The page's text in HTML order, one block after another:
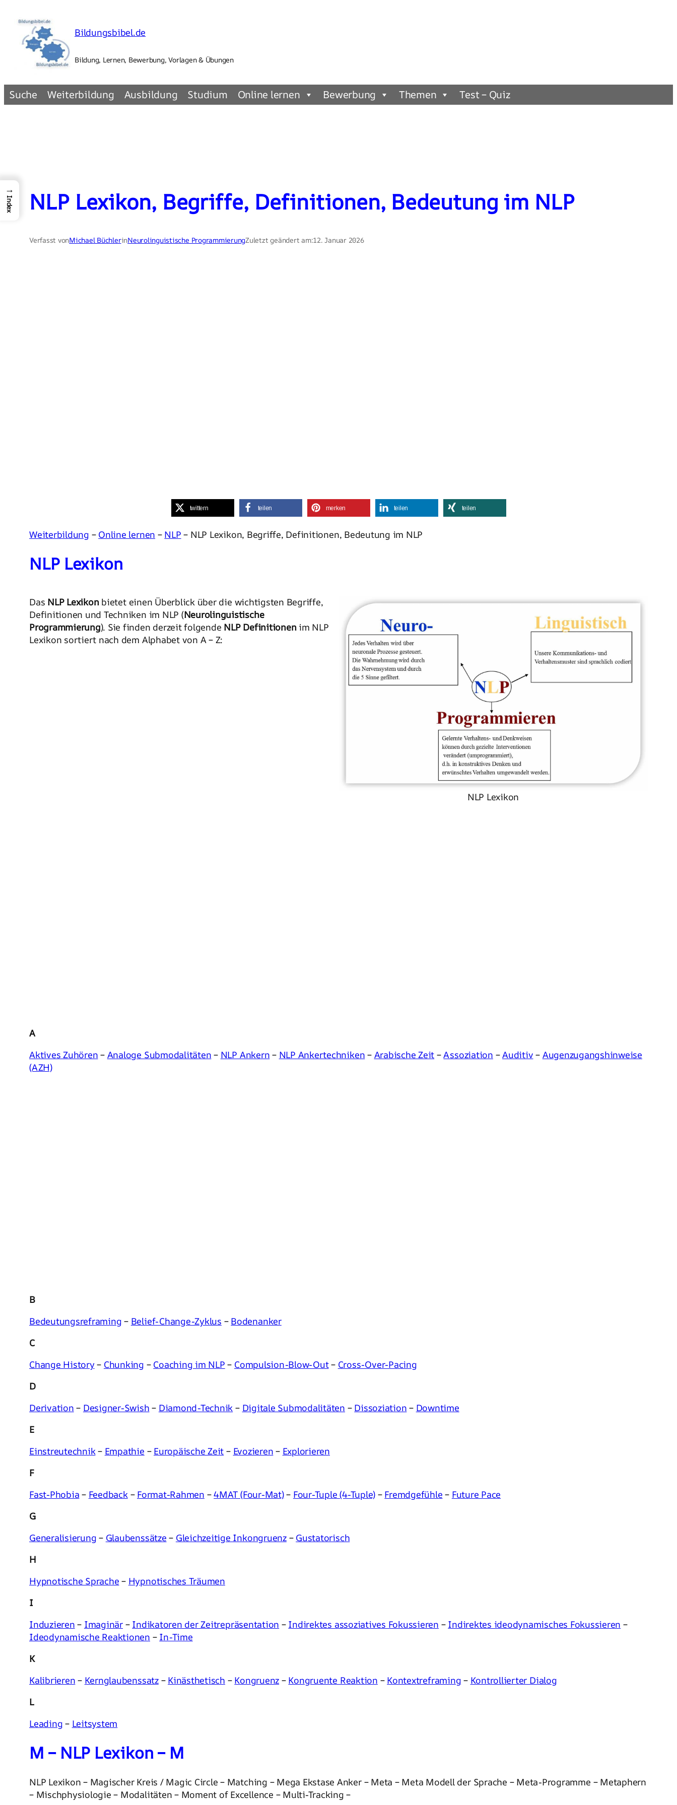
Inhalt
springen
Bildungsbibel.de
Bildung, Lernen, Bewerbung, Vorlagen & Übungen
Suche Weiterbildung Ausbildung Studium Online lernen Bewerbung Themen Test – Quiz
NLP Lexikon, Begriffe, Definitionen, Bedeutung im NLP
Verfasst vonMichael BüchlerinNeurolinguistische ProgrammierungZuletzt geändert am:12. Januar 2026
twittern teilen merken teilen teilen
Weiterbildung – Online lernen – NLP – NLP Lexikon, Begriffe, Definitionen, Bedeutung im NLP
NLP Lexikon
Das NLP Lexikonbietet einen Überblick über die wichtigsten Begriffe,
Definitionen und Techniken im NLP (Neurolinguistische
Programmierung). Sie finden derzeit folgende NLP Definitionenim NLP
Lexikon sortiert nach dem Alphabet von A – Z:
NLP Lexikon
A
Aktives Zuhören – Analoge Submodalitäten – NLP Ankern – NLP Ankertechniken – Arabische Zeit –Assoziation –Auditiv – Augenzugangshinweise
(AZH)
B
Bedeutungsreframing – Belief-Change-Zyklus – Bodenanker
C
Change History – Chunking – Coaching im NLP – Compulsion-Blow-Out– Cross-Over-Pacing
D
Derivation – Designer-Swish – Diamond-Technik – Digitale Submodalitäten – Dissoziation – Downtime
E
Einstreutechnik– Empathie – Europäische Zeit – Evozieren – Explorieren
F
Fast-Phobia – Feedback– Format-Rahmen –4MAT (Four-Mat)– Four-Tuple (4-Tuple) – Fremdgefühle – Future Pace
G
Generalisierung – Glaubenssätze – Gleichzeitige Inkongruenz– Gustatorisch
H
Hypnotische Sprache – Hypnotisches Träumen
I
Induzieren – Imaginär– Indikatoren der Zeitrepräsentation – Indirektes assoziatives Fokussieren – Indirektes ideodynamisches Fokussieren –
Ideodynamische Reaktionen – In-Time
K
Kalibrieren – Kernglaubenssatz– Kinästhetisch – Kongruenz – Kongruente Reaktion – Kontextreframing – Kontrollierter Dialog
L
Leading – Leitsystem
M – NLP Lexikon – M
NLP Lexikon – Magischer Kreis / Magic Circle – Matching – Mega Ekstase Anker – Meta – Meta Modell der Sprache – Meta-Programme – Metaphern
– Mischphysiologie – Modalitäten – Moment of Excellence – Multi-Tracking –
→
Index